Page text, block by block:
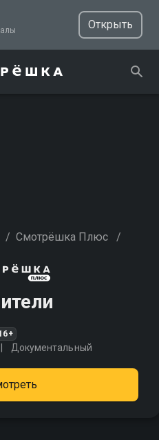
сериалы
Открыть
/ Смотрёшка Плюс /
Документальный